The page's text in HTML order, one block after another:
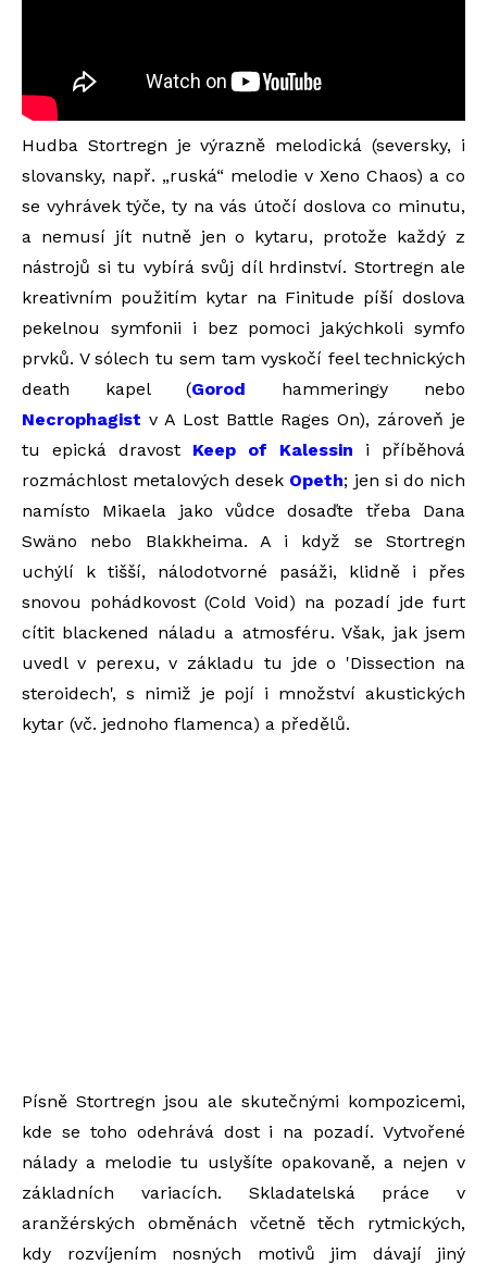
Hudba Stortregn je výrazně melodická (seversky, i
slovansky, např. „ruská“ melodie v Xeno Chaos) a co
se vyhrávek týče, ty na vás útočí doslova co minutu,
a nemusí jít nutně jen o kytaru, protože každý z
nástrojů si tu vybírá svůj díl hrdinství. Stortregn ale
kreativním použitím kytar na Finitude píší doslova
pekelnou symfonii i bez pomoci jakýchkoli symfo
prvků. V sólech tu sem tam vyskočí feel technických
death kapel (Gorod hammeringy nebo
Necrophagist v A Lost Battle Rages On), zároveň je
tu epická dravost Keep of Kalessin i příběhová
rozmáchlost metalových desek Opeth; jen si do nich
namísto Mikaela jako vůdce dosaďte třeba Dana
Swäno nebo Blakkheima. A i když se Stortregn
uchýlí k tišší, nálodotvorné pasáži, klidně i přes
snovou pohádkovost (Cold Void) na pozadí jde furt
cítit blackened náladu a atmosféru. Však, jak jsem
uvedl v perexu, v základu tu jde o 'Dissection na
steroidech', s nimiž je pojí i množství akustických
kytar (vč. jednoho flamenca) a předělů.
Písně Stortregn jsou ale skutečnými kompozicemi,
kde se toho odehrává dost i na pozadí. Vytvořené
nálady a melodie tu uslyšíte opakovaně, a nejen v
základních variacích. Skladatelská práce v
aranžérských obměnách včetně těch rytmických,
kdy rozvíjením nosných motivů jim dávají jiný